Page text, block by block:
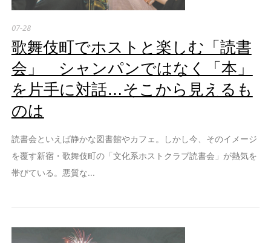
07-28
歌舞伎町でホストと楽しむ「読書
会」 シャンパンではなく「本」
を片手に対話…そこから見えるも
のは
読書会といえば静かな図書館やカフェ。しかし今、そのイメージ
を覆す新宿・歌舞伎町の「文化系ホストクラブ読書会」が熱気を
帯びている。悪質な...